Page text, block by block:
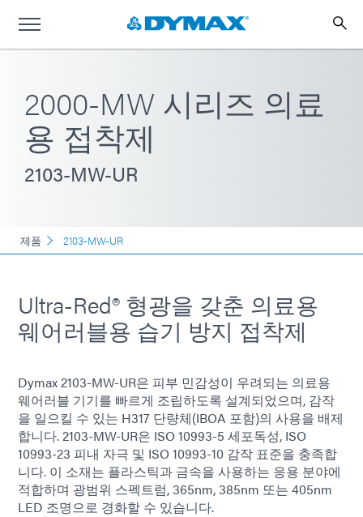
2000-MW 시리즈 의료
용 접착제
2103-MW-UR
제품 2103-MW-UR
Ultra-Red® 형광을 갖춘 의료용
웨어러블용 습기 방지 접착제
Dymax 2103-MW-UR은 피부 민감성이 우려되는 의료용
웨어러블 기기를 빠르게 조립하도록 설계되었으며, 감작
을 일으킬 수 있는 H317 단량체(IBOA 포함)의 사용을 배제
합니다. 2103-MW-UR은 ISO 10993-5 세포독성, ISO
10993-23 피내 자극 및 ISO 10993-10 감작 표준을 충족합
니다. 이 소재는 플라스틱과 금속을 사용하는 응용 분야에
적합하며 광범위 스펙트럼, 365nm, 385nm 또는 405nm
LED 조명으로 경화할 수 있습니다.